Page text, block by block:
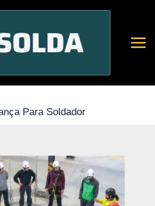
Para Soldador